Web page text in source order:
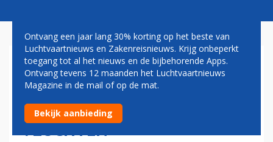
KLM MAAKT INTERNET AAN
BOORD GRATIS OP
MERENDEEL EUROPESE
VLUCHTEN
Ontvang een jaar lang 30% korting op het beste van
Luchtvaartnieuws en Zakenreisnieuws. Krijg onbeperkt
toegang tot al het nieuws en de bijbehorende Apps.
Ontvang tevens 12 maanden het Luchtvaartnieuws
Magazine in de mail of op de mat.
Bekijk aanbieding